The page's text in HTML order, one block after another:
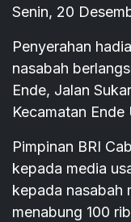
Senin, 20
Penyerahan
nasabah
Ende, Jalan
Kecamatan Ende
Pimpinan BRI
kepada media
kepada nasabah
menabung 100